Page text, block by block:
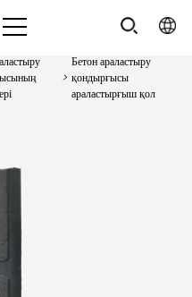
>
Бетон араластыру
қондырғысы
араластырғыш қол